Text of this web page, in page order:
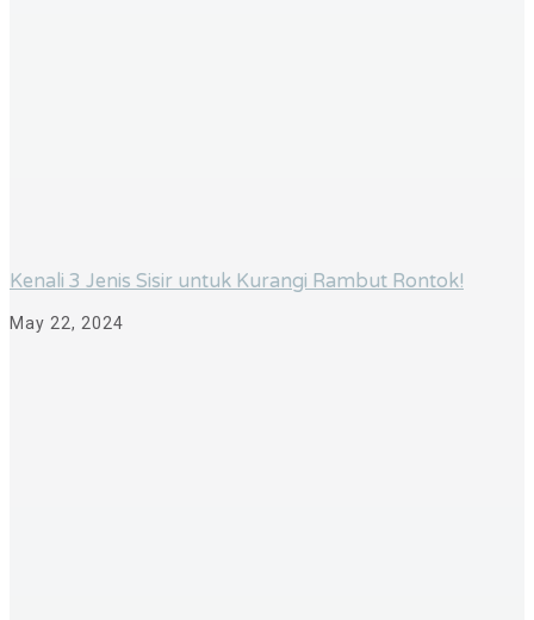
Kenali 3 Jenis Sisir untuk Kurangi Rambut Rontok!
May 22, 2024